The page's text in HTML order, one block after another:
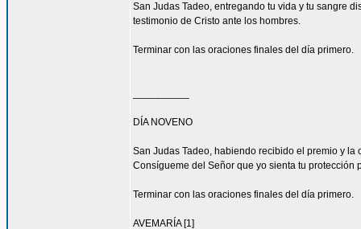
San Judas Tadeo, entregando tu vida y tu sangre
testimonio de Cristo ante los hombres.
Terminar con las oraciones finales del día primero.
DÍA NOVENO
San Judas Tadeo, habiendo recibido el premio y
Consígueme del Señor que yo sienta tu
Terminar con las oraciones finales del día primero.
AVEMARÍA [1]